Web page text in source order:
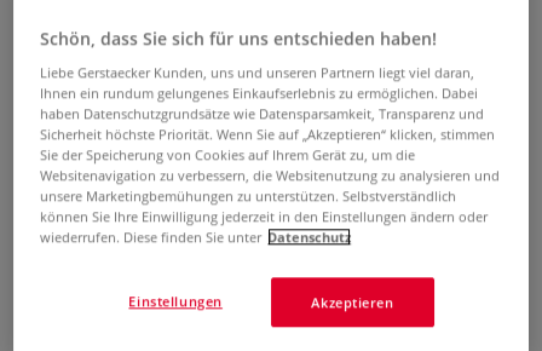
Halbleinen "Light"
Schön, dass Sie sich für uns entschieden haben!
Liebe Gerstaecker Kunden, uns und unseren Partnern liegt viel daran,
Ihnen ein rundum gelungenes Einkaufserlebnis zu ermöglichen. Dabei
haben Datenschutzgrundsätze wie Datensparsamkeit, Transparenz und
Sicherheit höchste Priorität. Wenn Sie auf „Akzeptieren“ klicken, stimmen
Sie der Speicherung von Cookies auf Ihrem Gerät zu, um die
Websitenavigation zu verbessern, die Websitenutzung zu analysieren und
unsere Marketingbemühungen zu unterstützen. Selbstverständlich
können Sie Ihre Einwilligung jederzeit in den Einstellungen ändern oder
wiederrufen. Diese finden Sie unter Datenschutz
Akzeptieren
Einstellungen